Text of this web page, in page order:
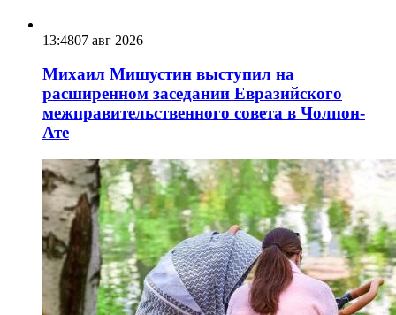
13:4807 авг 2026
Михаил Мишустин выступил на
расширенном заседании Евразийского
межправительственного совета в Чолпон-
Ате